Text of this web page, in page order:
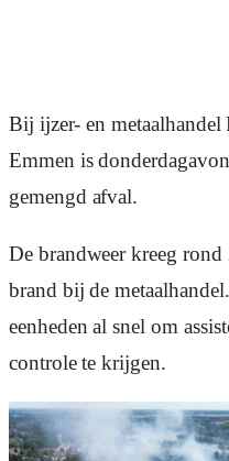
Bij ijzer- en
Emmen is
gemengd afval.
De brandweer kreeg rond 20:42 een melding van een
brand bij de
eenheden al snel om
controle te krijgen.